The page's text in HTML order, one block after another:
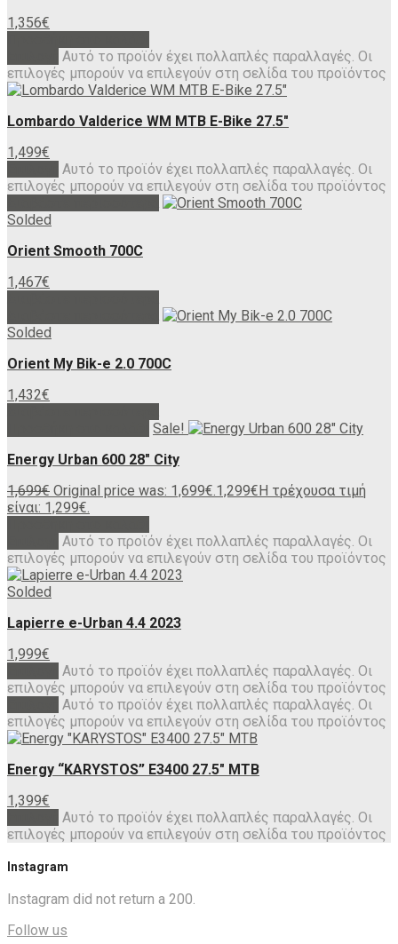
1,356€
Αυτό το προϊόν έχει πολλαπλές παραλλαγές. Οι
επιλογές μπορούν να επιλεγούν στη σελίδα του προϊόντος
Lombardo Valderice WM MTB E-Bike 27.5″
1,499€
Αυτό το προϊόν έχει πολλαπλές παραλλαγές. Οι
επιλογές μπορούν να επιλεγούν στη σελίδα του προϊόντος
Solded
Orient Smooth 700C
1,467€
Solded
Orient My Bik-e 2.0 700C
1,432€
Sale!
Energy Urban 600 28″ City
1,699€ Original price was: 1,699€.1,299€ Η τρέχουσα τιμή
είναι: 1,299€.
Αυτό το προϊόν έχει πολλαπλές παραλλαγές. Οι
επιλογές μπορούν να επιλεγούν στη σελίδα του προϊόντος
Solded
Lapierre e-Urban 4.4 2023
1,999€
Αυτό το προϊόν έχει πολλαπλές παραλλαγές. Οι
επιλογές μπορούν να επιλεγούν στη σελίδα του προϊόντος
Αυτό το προϊόν έχει πολλαπλές παραλλαγές. Οι
επιλογές μπορούν να επιλεγούν στη σελίδα του προϊόντος
Energy “KARYSTOS” E3400 27.5″ MTB
1,399€
Αυτό το προϊόν έχει πολλαπλές παραλλαγές. Οι
επιλογές μπορούν να επιλεγούν στη σελίδα του προϊόντος
Instagram
Instagram did not return a 200.
Follow us